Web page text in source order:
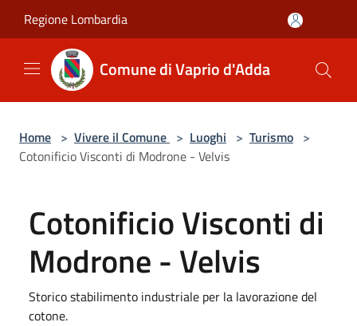
Regione Lombardia
Comune di Vaprio d'Adda
Home > Vivere il Comune > Luoghi > Turismo >
Cotonificio Visconti di Modrone - Velvis
Cotonificio Visconti di
Modrone - Velvis
Storico stabilimento industriale per la lavorazione del
cotone.